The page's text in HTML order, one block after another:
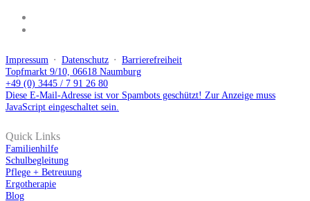
Impressum ⋅ Datenschutz ⋅ Barrierefreiheit
Topfmarkt 9/10, 06618 Naumburg
+49 (0) 3445 / 7 91 26 80
Diese E-Mail-Adresse ist vor Spambots geschützt! Zur Anzeige muss
JavaScript eingeschaltet sein.
Quick Links
Familienhilfe
Schulbegleitung
Pflege + Betreuung
Ergotherapie
Blog